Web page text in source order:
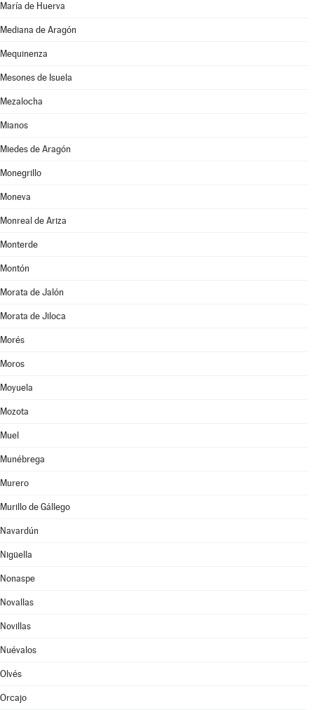
María de Huerva
Mediana de Aragón
Mequinenza
Mesones de Isuela
Mezalocha
Mianos
Miedes de Aragón
Monegrillo
Moneva
Monreal de Ariza
Monterde
Montón
Morata de Jalón
Morata de Jiloca
Morés
Moros
Moyuela
Mozota
Muel
Munébrega
Murero
Murillo de Gállego
Navardún
Nigüella
Nonaspe
Novallas
Novillas
Nuévalos
Olvés
Orcajo